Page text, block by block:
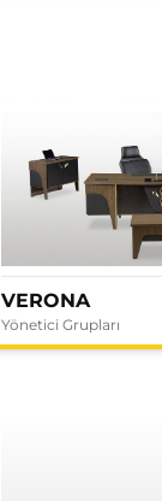
VERONA
Yönetici Grupları